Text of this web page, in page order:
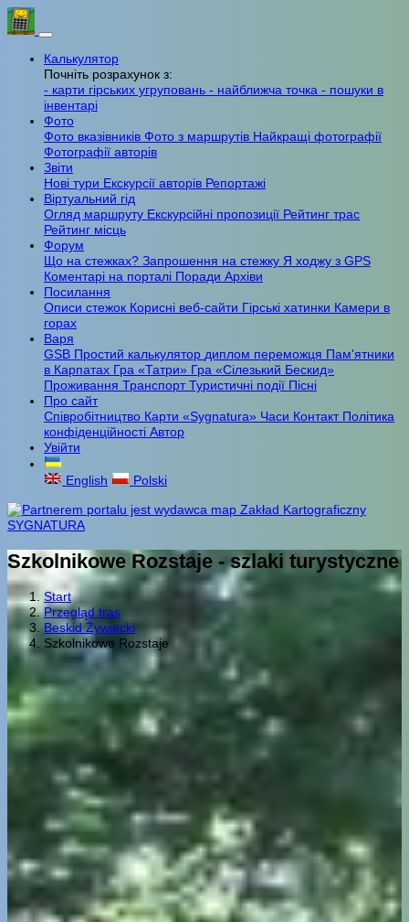
Калькулятор
Почніть розрахунок з:
- карти гірських угруповань - найближча точка - пошуки в
інвентарі
Фото
Фото вказівників Фото з маршрутів Найкращі фотографії
Фотографії авторів
Звіти
Нові тури Екскурсії авторів Репортажі
Віртуальний гід
Огляд маршруту Екскурсійні пропозиції Рейтинг трас
Рейтинг місць
Форум
Що на стежках? Запрошення на стежку Я ходжу з GPS
Коментарі на порталі Поради Архіви
Посилання
Описи стежок Корисні веб-сайти Гірські хатинки Камери в
горах
Варя
GSB Простий калькулятор диплом переможця Пам'ятники
в Карпатах Гра «Татри» Гра «Сілезький Бескид»
Проживання ТранспортТуристичні події Пісні
Про сайт
Співробітництво Карти «Sygnatura» Часи Контакт Політика
конфіденційності Автор
Увійти
English Polski
Szkolnikowe Rozstaje - szlaki turystyczne
Start
Przegląd tras
Beskid Żywiecki
Szkolnikowe Rozstaje